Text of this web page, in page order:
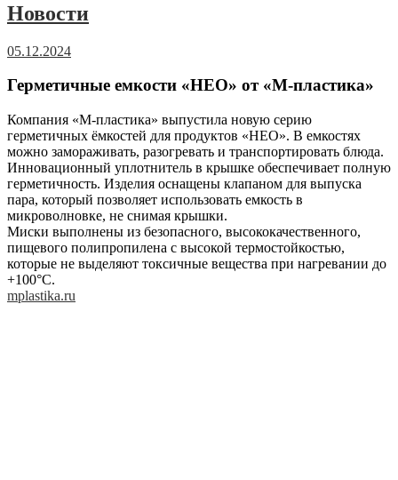
Новости
05.12.2024
Герметичные емкости «НЕО» от «М-пластика»
Компания «М-пластика» выпустила новую серию
герметичных ёмкостей для продуктов «НЕО». В емкостях
можно замораживать, разогревать и транспортировать блюда.
Инновационный уплотнитель в крышке обеспечивает полную
герметичность. Изделия оснащены клапаном для выпуска
пара, который позволяет использовать емкость в
микроволновке, не снимая крышки.
Миски выполнены из безопасного, высококачественного,
пищевого полипропилена с высокой термостойкостью,
которые не выделяют токсичные вещества при нагревании до
+100°С.
mplastika.ru